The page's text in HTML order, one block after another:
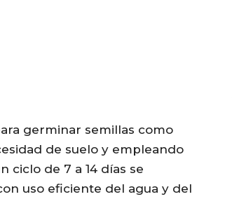
germinar semillas como
de suelo y empleando
ciclo de 7 a 14 días se
uso eficiente del agua y del